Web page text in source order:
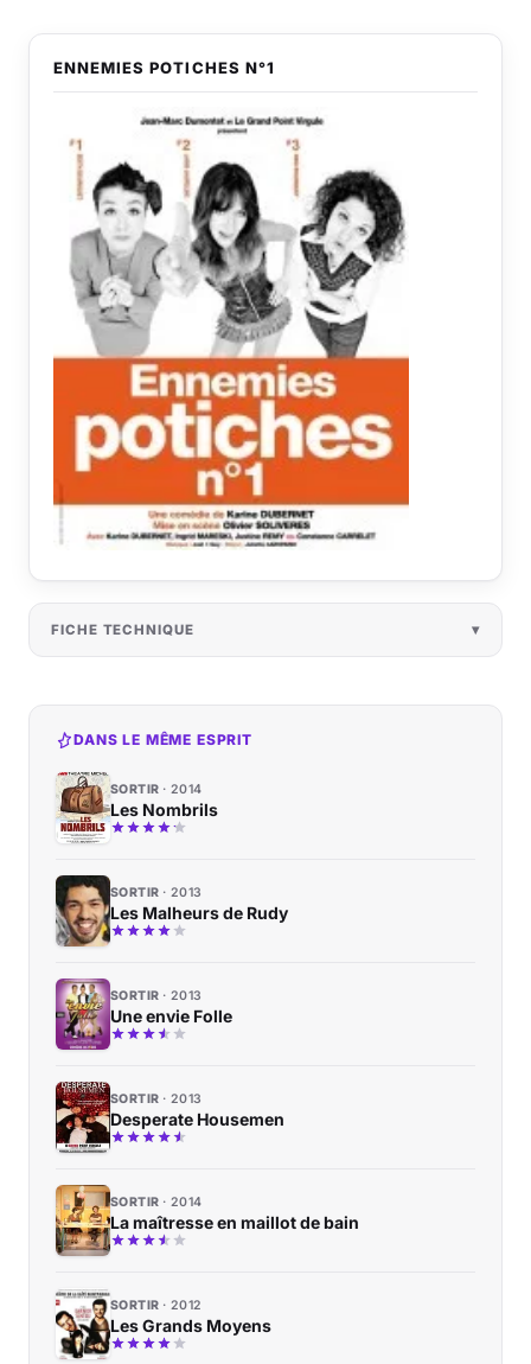
ENNEMIES POTICHES N°1
FICHE TECHNIQUE
DANS LE MÊME ESPRIT
SORTIR 2014
Les Nombrils
SORTIR 2013
Les Malheurs de Rudy
SORTIR 2013
Une envie Folle
SORTIR 2013
Desperate Housemen
SORTIR 2014
La maîtresse en maillot de bain
SORTIR 2012
Les Grands Moyens